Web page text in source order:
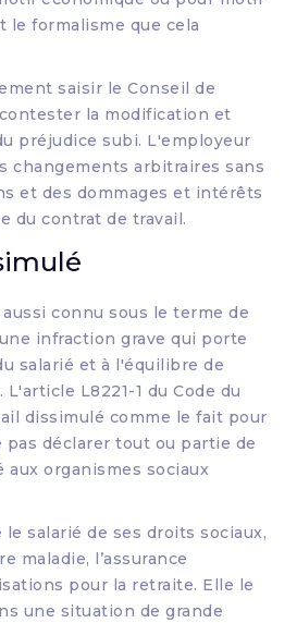
le formalisme que cela
saisir le Conseil de
la modification et
préjudice subi. L'employeur
changements arbitraires sans
et des dommages et intérêts
du contrat de travail.
connu sous le terme de
infraction grave qui porte
salarié et à l'équilibre de
L8221-1 du Code du
dissimulé comme le fait pour
pas déclarer tout ou partie de
aux organismes sociaux
salarié de ses droits sociaux,
maladie, l’assurance
pour la retraite. Elle le
une situation de grande